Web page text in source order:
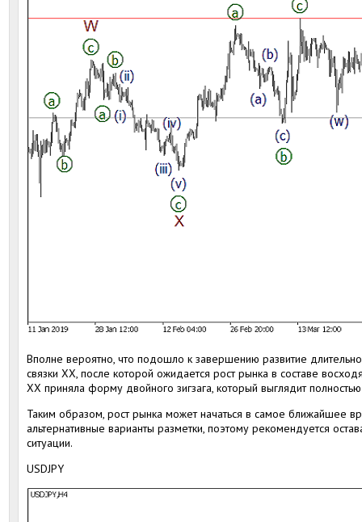
Вполне вероятно, что подошло к завершению развитие
связки XX, после которой ожидается рост рынка в составе
XX приняла форму двойного зигзага, который выглядит
Таким образом, рост рынка может начаться в самое ближайшее
альтернативные варианты разметки, поэтому рекомендуется
ситуации.
USDJPY